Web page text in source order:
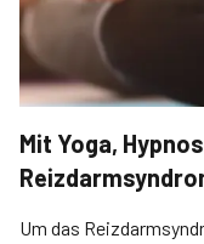
Mit Yoga,
Um das